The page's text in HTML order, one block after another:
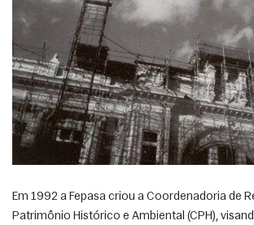
Em 1992 a Fepasa criou a Coordenadoria de
Patrimônio Histórico e Ambiental (CPH),